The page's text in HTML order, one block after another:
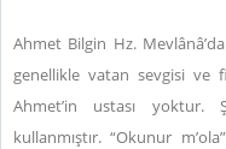
Ahmet Bilgin Hz.
genellikle vatan sevgisi ve
Ahmet’in ustası yoktur.
kullanmıştır. “Okunur